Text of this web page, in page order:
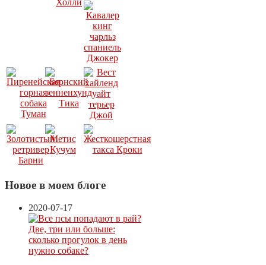
Новое в моем блоге
2020-07-17
Две, три или больше:
сколько прогулок в день
нужно собаке?